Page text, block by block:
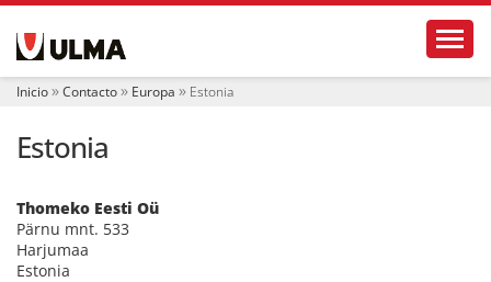
e Inicio Contacto Europa Estonia
Estonia
Thomeko Eesti Oü
Pärnu mnt. 533
Harjumaa
Estonia